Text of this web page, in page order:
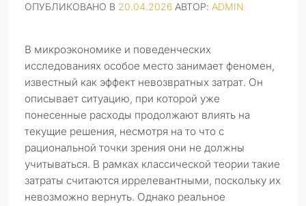
ОПУБЛИКОВАНО В 20.04.2026 АВТОР: ADMIN
В микроэкономике и поведенческих
исследованиях особое место занимает феномен,
известный как эффект невозвратных затрат. Он
описывает ситуацию, при которой уже
понесенные расходы продолжают влиять на
текущие решения, несмотря на то что с
рациональной точки зрения они не должны
учитываться. В рамках классической теории такие
затраты считаются иррелевантными, поскольку их
невозможно вернуть. Однако реальное